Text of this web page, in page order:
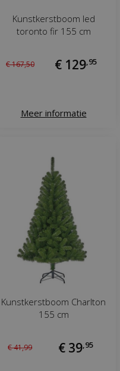
Kunstkerstboom led
toronto fir 155 cm
€167,50 € 129, 95
Meer informatie
Kunstkerstboom Charlton
155 cm
€41,99 € 39, 95